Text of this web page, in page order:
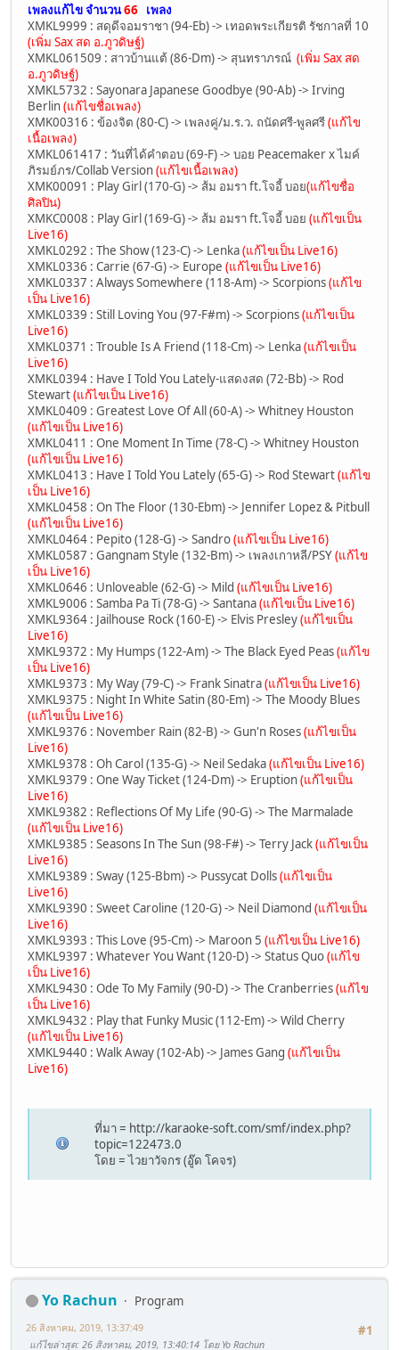
เพลงแก้ไข จำนวน66 เพลง
XMKL9999 : สดุดีจอมราชา (94-Eb) -> เทอดพระเกียรติ รัชกาลที่ 10
(เพิ่ม Sax สด อ.ภูวดิษฐ์)
XMKL061509 : สาวบ้านแต้ (86-Dm) -> สุนทราภรณ์ (เพิ่ม Sax สด
อ.ภูวดิษฐ์)
XMKL5732 : Sayonara Japanese Goodbye (90-Ab) -> Irving
Berlin(แก้ไขชื่อเพลง)
XMK00316 : ข้องจิต (80-C) -> เพลงคู่/ม.ร.ว. ถนัดศรี-พูลศรี(แก้ไข
เนื้อเพลง)
XMKL061417 : วันที่ได้คำตอบ (69-F) -> บอย Peacemaker x ไมค์
ภิรมย์ภร/Collab Version(แก้ไขเนื้อเพลง)
XMK00091 : Play Girl (170-G) -> ส้ม อมรา ft.โจอี้ บอย(แก้ไขชื่อ
ศิลปิน)
XMKC0008 : Play Girl (169-G) -> ส้ม อมรา ft.โจอี้ บอย (แก้ไขเป็น
Live16)
XMKL0292 : The Show (123-C) -> Lenka(แก้ไขเป็น Live16)
XMKL0336 : Carrie (67-G) -> Europe (แก้ไขเป็น Live16)
XMKL0337 : Always Somewhere (118-Am) -> Scorpions(แก้ไข
เป็น Live16)
XMKL0339 : Still Loving You (97-F#m) -> Scorpions(แก้ไขเป็น
Live16)
XMKL0371 : Trouble Is A Friend (118-Cm) -> Lenka(แก้ไขเป็น
Live16)
XMKL0394 : Have I Told You Lately-แสดงสด (72-Bb) -> Rod
Stewart(แก้ไขเป็น Live16)
XMKL0409 : Greatest Love Of All (60-A) -> Whitney Houston
(แก้ไขเป็น Live16)
XMKL0411 : One Moment In Time (78-C) -> Whitney Houston
(แก้ไขเป็น Live16)
XMKL0413 : Have I Told You Lately (65-G) -> Rod Stewart(แก้ไข
เป็น Live16)
XMKL0458 : On The Floor (130-Ebm) -> Jennifer Lopez & Pitbull
(แก้ไขเป็น Live16)
XMKL0464 : Pepito (128-G) -> Sandro(แก้ไขเป็น Live16)
XMKL0587 : Gangnam Style (132-Bm) -> เพลงเกาหลี/PSY(แก้ไข
เป็น Live16)
XMKL0646 : Unloveable (62-G) -> Mild (แก้ไขเป็น Live16)
XMKL9006 : Samba Pa Ti (78-G) -> Santana(แก้ไขเป็น Live16)
XMKL9364 : Jailhouse Rock (160-E) -> Elvis Presley(แก้ไขเป็น
Live16)
XMKL9372 : My Humps (122-Am) -> The Black Eyed Peas(แก้ไข
เป็น Live16)
XMKL9373 : My Way (79-C) -> Frank Sinatra(แก้ไขเป็น Live16)
XMKL9375 : Night In White Satin (80-Em) -> The Moody Blues
(แก้ไขเป็น Live16)
XMKL9376 : November Rain (82-B) -> Gun'n Roses(แก้ไขเป็น
Live16)
XMKL9378 : Oh Carol (135-G) -> Neil Sedaka(แก้ไขเป็น Live16)
XMKL9379 : One Way Ticket (124-Dm) -> Eruption(แก้ไขเป็น
Live16)
XMKL9382 : Reflections Of My Life (90-G) -> The Marmalade
(แก้ไขเป็น Live16)
XMKL9385 : Seasons In The Sun (98-F#) -> Terry Jack(แก้ไขเป็น
Live16)
XMKL9389 : Sway (125-Bbm) -> Pussycat Dolls(แก้ไขเป็น
Live16)
XMKL9390 : Sweet Caroline (120-G) -> Neil Diamond (แก้ไขเป็น
Live16)
XMKL9393 : This Love (95-Cm) -> Maroon 5 (แก้ไขเป็น Live16)
XMKL9397 : Whatever You Want (120-D) -> Status Quo(แก้ไข
เป็น Live16)
XMKL9430 : Ode To My Family (90-D) -> The Cranberries(แก้ไข
เป็น Live16)
XMKL9432 : Play that Funky Music (112-Em) -> Wild Cherry
(แก้ไขเป็น Live16)
XMKL9440 : Walk Away (102-Ab) -> James Gang (แก้ไขเป็น
Live16)
ที่มา = http://karaoke-soft.com/smf/index.php?
topic=122473.0
โดย = ไวยาวัจกร (อู๊ด โคจร)
Yo Rachun
Program
#1
26 สิงหาคม, 2019, 13:37:49
แก้ไขล่าสุด: 26 สิงหาคม, 2019, 13:40:14 โดย Yo Rachun